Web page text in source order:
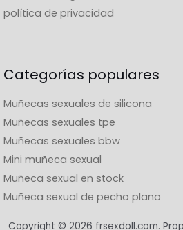
política de privacidad
Categorías populares
Muñecas sexuales de silicona
Muñecas sexuales tpe
Muñecas sexuales bbw
Mini muñeca sexual
Muñeca sexual en stock
Muñeca sexual de pecho plano
Copyright © 2026 frsexdoll.com.